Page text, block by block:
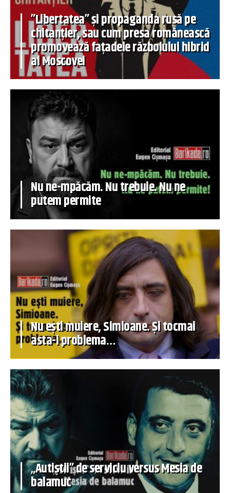
”Libertatea” și propaganda rusă pe
chitanțier, sau cum presa românească
promovează fațadele războiului hibrid
al Moscovei
Nu ne-mpăcăm. Nu trebuie. Nu ne
putem permite
Nu ești muiere, Simioane. Și tocmai
asta-i problema…
„Autiștii” de serviciu versus Mesia de
balamuc